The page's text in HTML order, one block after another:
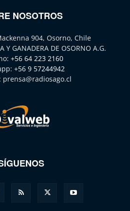
NOSOTROS
904, Osorno, Chile
Y GANADERA DE OSORNO A.G.
+56 64 223 2160
+56 9 57244942
prensa@radiosago.cl